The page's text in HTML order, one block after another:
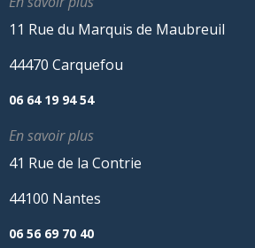
11 Rue du Marquis de Maubreuil
44470 Carquefou
06 64 19 94 54
En savoir plus
41 Rue de la Contrie
44100 Nantes
06 56 69 70 40